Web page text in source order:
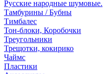
Русские народные шумовые.
Тамбурины / Бубны
Тимбалес
Тон-блоки, Коробочки
Треугольники
Трещотки, кокирико
Чаймс
Пластики